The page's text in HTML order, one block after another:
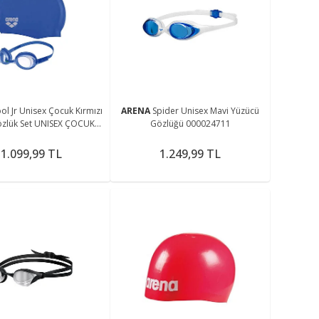
Jr Unisex Çocuk Kırmızı
Set UNISEX ÇOCUK
1.099,99 TL
ARENASpider Unisex Mavi Yüzücü
Gözlüğü 000024711
1.249,99 TL